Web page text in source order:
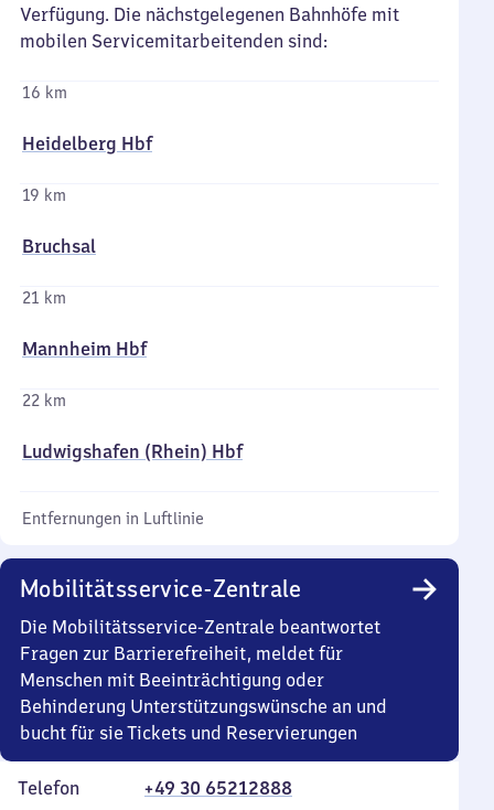
Verfügung. Die nächstgelegenen Bahnhöfe mit
mobilen Servicemitarbeitenden sind:
16 km
Heidelberg Hbf
19 km
Bruchsal
21 km
Mannheim Hbf
22 km
Ludwigshafen (Rhein) Hbf
Entfernungen in Luftlinie
Mobilitätsservice-Zentrale
Die Mobilitätsservice-Zentrale beantwortet
Fragen zur Barrierefreiheit, meldet für
Menschen mit Beeinträchtigung oder
Behinderung Unterstützungswünsche an und
bucht für sie Tickets und Reservierungen
Telefon
+49 30 65212888